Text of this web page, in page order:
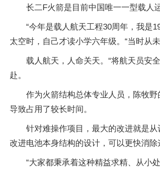
长二F火箭是目前中国唯一一型载人
“今年是载人航天工程30周年，我是
太空时，自己才读小学六年级。“当时从
载人航天，人命关天。“将航天员安
赴。
作为火箭结构总体专业人员，陈牧
导致占用了较长时间。
针对难操作项目，最大的改进就是
改进电池本身结构的设计，可以更快消
“大家都秉承着这种精益求精、从小